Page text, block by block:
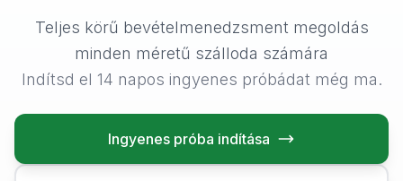
Teljes körű bevételmenedzsment megoldás
minden méretű szálloda számára
Indítsd el 14 napos ingyenes próbádat még ma.
Ingyenes próba indítása